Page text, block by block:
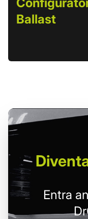
Ballast
Entra